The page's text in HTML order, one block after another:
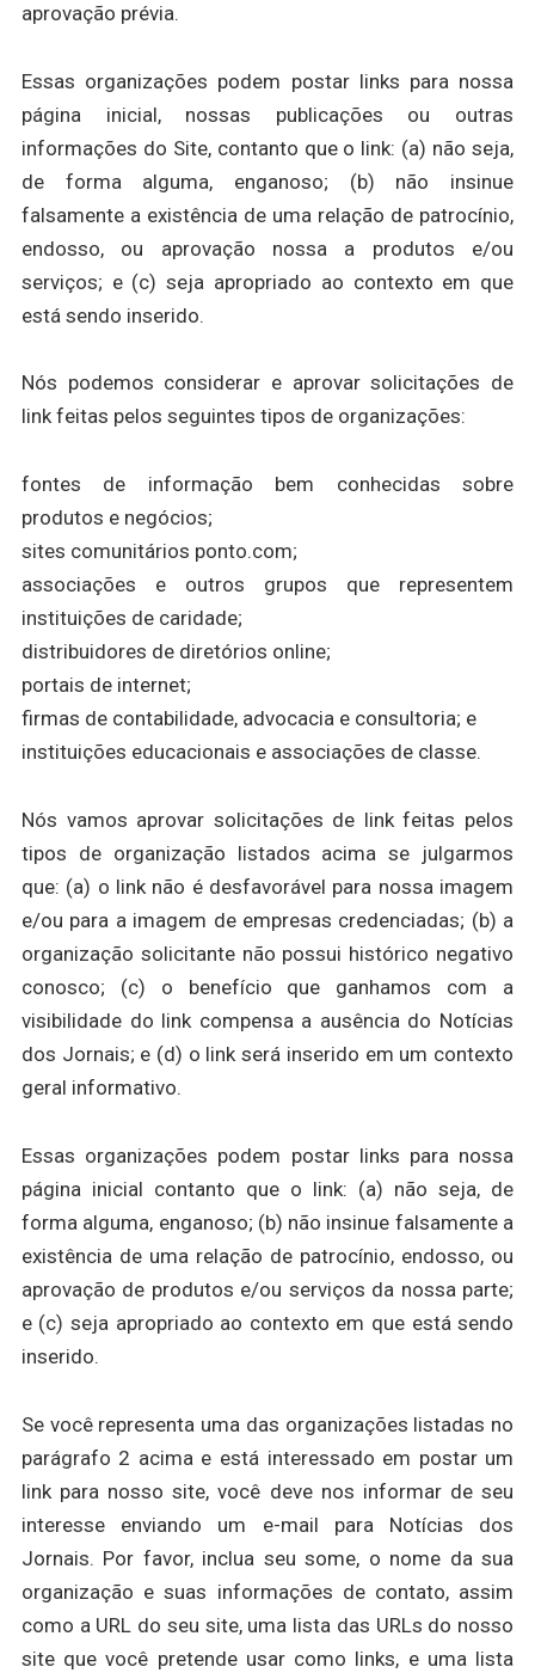
aprovação prévia.
Essas organizações podem postar links para nossa
página inicial, nossas publicações ou outras
informações do Site, contanto que o link: (a) não seja,
de forma alguma, enganoso; (b) não insinue
falsamente a existência de uma relação de patrocínio,
endosso, ou aprovação nossa a produtos e/ou
serviços; e (c) seja apropriado ao contexto em que
está sendo inserido.
Nós podemos considerar e aprovar solicitações de
link feitas pelos seguintes tipos de organizações:
fontes de informação bem conhecidas sobre
produtos e negócios;
sites comunitários ponto.com;
associações e outros grupos que representem
instituições de caridade;
distribuidores de diretórios online;
portais de internet;
firmas de contabilidade, advocacia e consultoria; e
instituições educacionais e associações de classe.
Nós vamos aprovar solicitações de link feitas pelos
tipos de organização listados acima se julgarmos
que: (a) o link não é desfavorável para nossa imagem
e/ou para a imagem de empresas credenciadas; (b) a
organização solicitante não possui histórico negativo
conosco; (c) o benefício que ganhamos com a
visibilidade do link compensa a ausência do Notícias
dos Jornais; e (d) o link será inserido em um contexto
geral informativo.
Essas organizações podem postar links para nossa
página inicial contanto que o link: (a) não seja, de
forma alguma, enganoso; (b) não insinue falsamente a
existência de uma relação de patrocínio, endosso, ou
aprovação de produtos e/ou serviços da nossa parte;
e (c) seja apropriado ao contexto em que está sendo
inserido.
Se você representa uma das organizações listadas no
parágrafo 2 acima e está interessado em postar um
link para nosso site, você deve nos informar de seu
interesse enviando um e-mail para Notícias dos
Jornais. Por favor, inclua seu some, o nome da sua
organização e suas informações de contato, assim
como a URL do seu site, uma lista das URLs do nosso
site que você pretende usar como links, e uma lista